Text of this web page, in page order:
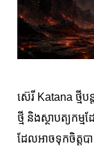
ស៊េរី Katana ថ្មីប
ថ្មី និងស្ថាបត្យក
ដែលអាចទុកចិត្តប